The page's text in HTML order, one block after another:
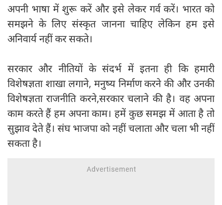
अपनी भाषा में शुरू करें और इसे लेकर गर्व करें। भारत को
समझने के लिए संस्कृत जानना चाहिए लेकिन हम इसे
अनिवार्य नहीं कर सकते।
सरकार और नीतियों के संदर्भ में इतना ही कि हमारी
विशेषज्ञता शाखा लगाने, मनुष्य निर्माण करने की और उनकी
विशेषज्ञता राजनीति करने,सरकार चलाने की है। वह अपना
काम करते हैं हम अपना काम। हमें कुछ समझ में आता है तो
सुझाव देते हैं। संघ भाजपा को नहीं चलाता और चला भी नहीं
सकता है।